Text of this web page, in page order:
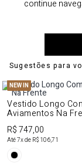
continue
Sugestões para
NEW IN
Vestido Longo
Aviamentos Na
R$ 747,00
Até7x de R$ 106,71